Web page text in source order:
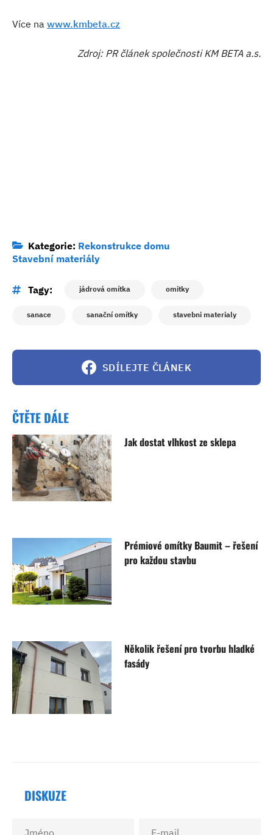
Více na www.kmbeta.cz
Zdroj: PR článek společnosti KM BETA a.s.
Kategorie: Rekonstrukce domu
Stavební materiály
Tagy: jádrová omítka omitky
sanace sanační omítky stavebni materialy
SDÍLEJTE ČLÁNEK
ČTĚTE DÁLE
Jak dostat vlhkost ze sklepa
Prémiové omítky Baumit – řešení
pro každou stavbu
Několik řešení pro tvorbu hladké
fasády
DISKUZE